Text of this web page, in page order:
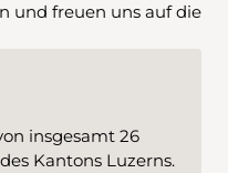
und freuen uns auf die
insgesamt 26
Kantons Luzerns.